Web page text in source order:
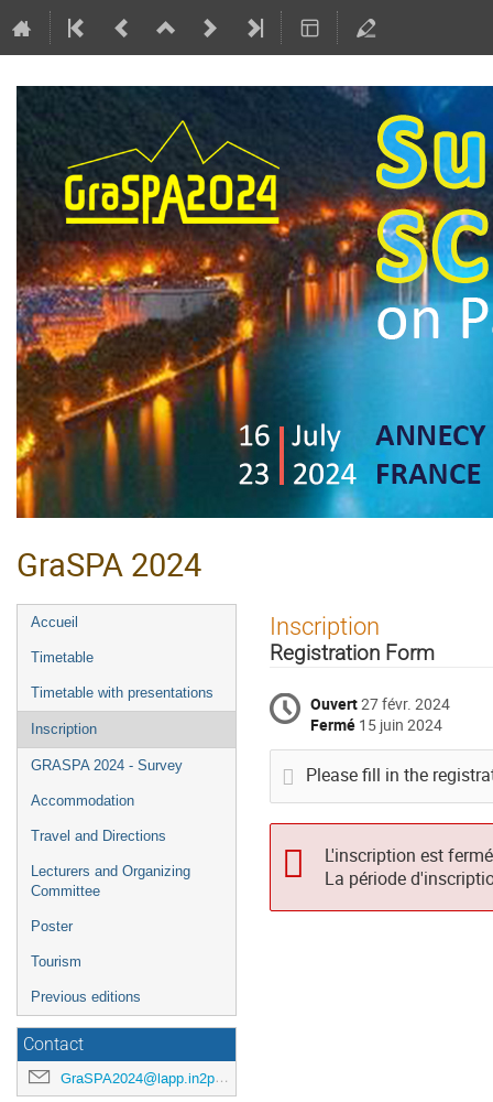
GraSPA 2024
Menu
de
Accueil
Timetable
Timetable with presentations
Inscription
GRASPA 2024 - Survey
Accommodation
Travel and Directions
Lecturers and Organizing
Committee
Poster
Tourism
Previous editions
Contact
GraSPA2024@lapp.in2p3.fr
Inscription
Registration Form
Ouvert27 févr. 2024
Fermé 15 juin 2024
Please fill in the
L'inscription est
La période